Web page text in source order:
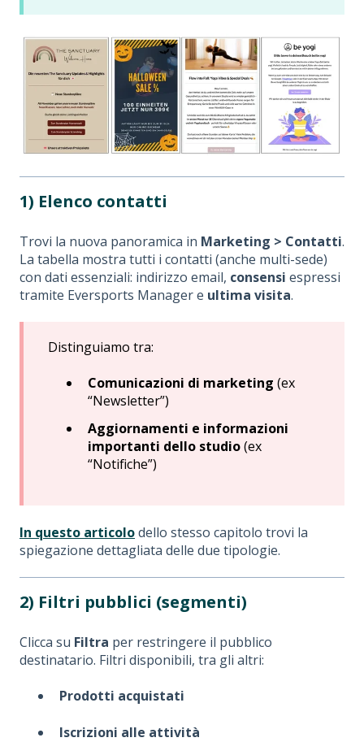
1) Elenco contatti
Trovi la nuova panoramica in Marketing > Contatti.
La tabella mostra tutti i contatti (anche multi-sede)
con dati essenziali: indirizzo email, consensi espressi
tramite Eversports Manager e ultima visita.
Distinguiamo tra:
Comunicazioni di marketing (ex
“Newsletter”)
Aggiornamenti e informazioni
importanti dello studio(ex
“Notifiche”)
In questo articolodello stesso capitolo trovi la
spiegazione dettagliata delle due tipologie.
2) Filtri pubblici (segmenti)
Clicca su Filtra per restringere il pubblico
destinatario. Filtri disponibili, tra gli altri:
Prodotti acquistati
Iscrizioni alle attività